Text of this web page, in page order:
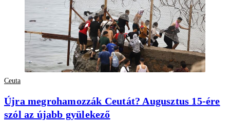
Ceuta
Újra megrohamozzák Ceutát? Augusztus 15-ére
szól az újabb gyülekező